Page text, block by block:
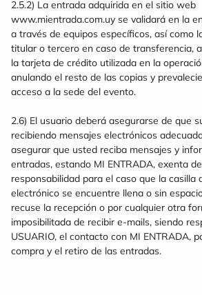
2.5.2) La entrada adquirida en el sitio web
www.mientrada.com.uy se validará en la
a través de equipos específicos, así como
titular o tercero en caso de transferencia,
la tarjeta de crédito utilizada en la
anulando el resto de las copias y
acceso a la sede del evento.
2.6) El usuario deberá asegurarse de que
recibiendo mensajes electrónicos
asegurar que usted reciba mensajes y
entradas, estando MI ENTRADA, exenta
responsabilidad para el caso que la casilla
electrónico se encuentre llena o sin
recuse la recepción o por cualquier otra
imposibilitada de recibir e-mails, siendo
USUARIO, el contacto con MI ENTRADA,
compra y el retiro de las entradas.